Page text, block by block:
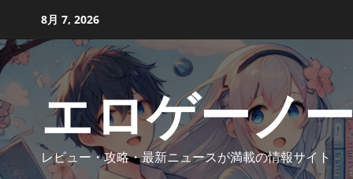
content
8月 7, 2026
エロゲーノ
レビュー・攻略・最新ニュースが満載の情報サイト